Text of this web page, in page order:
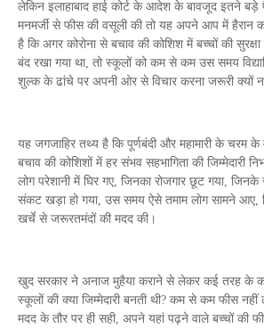
लेकिन इलाहाबाद हाई कोर्ट के आदेश के बावजूद इतने बड़े
मनमर्जी से फीस की वसूली की तो यह अपने आप में हैरान
है कि अगर कोरोना से बचाव की कोशिश में बच्चों की
बंद रखा गया था, तो स्कूलों को कम से कम उस समय
शुल्क के ढांचे पर अपनी ओर से विचार करना जरूरी क्यों
यह जगजाहिर तथ्य है कि पूर्णबंदी और महामारी के चरम
बचाव की कोशिशों में हर संभव सहभागिता की जिम्मेदारी
लोग परेशानी में घिर गए, जिनका रोजगार छूट गया,
संकट खड़ा हो गया, उस समय ऐसे तमाम लोग सामने आए,
खर्चे से जरूरतमंदों की मदद की।
खुद सरकार ने अनाज मुहैया कराने से लेकर कई तरह के
स्कूलों की क्या जिम्मेदारी बनती थी? कम से कम फीस
मदद के तौर पर ही सही, अपने यहां पढ़ने वाले बच्चों की